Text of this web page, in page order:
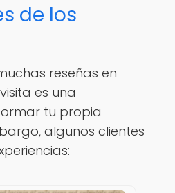
de los
reseñas en
es una
tu propia
algunos clientes